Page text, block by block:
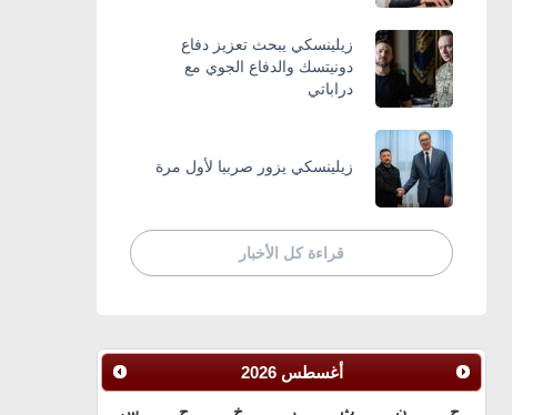
زيلينسكي يبحث تعزيز دفاع
دونيتسك والدفاع الجوي مع
دراباتي
زيلينسكي يزور صربيا لأول مرة
قراءة كل الأخبار
أغسطس 2026